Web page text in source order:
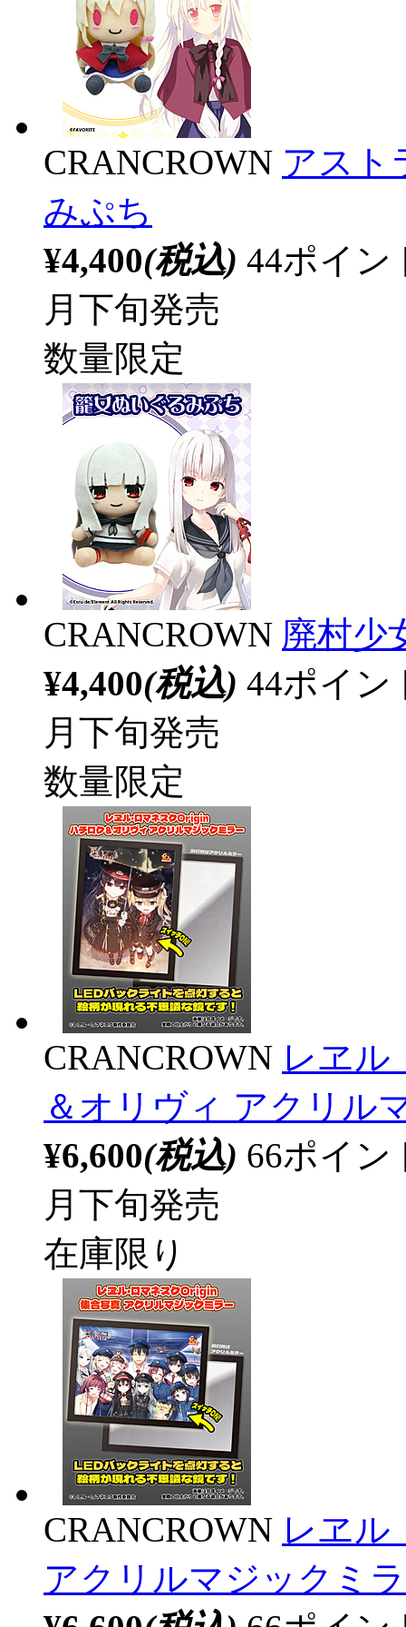
CRANCROWN アスト
みぷち
¥4,400(税込) 44ポイ
月下旬発売
数量限定
CRANCROWN 廃村少
¥4,400(税込) 44ポイ
月下旬発売
数量限定
CRANCROWN レヱル
＆オリヴィ アクリル
¥6,600(税込) 66ポイ
月下旬発売
在庫限り
CRANCROWN レヱル
アクリルマジックミ